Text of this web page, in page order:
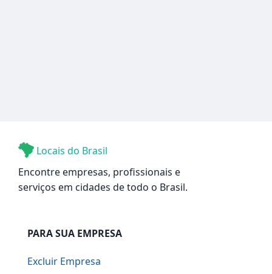
Locais do Brasil
Encontre empresas, profissionais e
serviços em cidades de todo o Brasil.
PARA SUA EMPRESA
Excluir Empresa